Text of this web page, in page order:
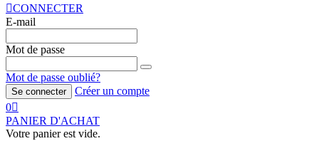
CONNECTER
E-mail
Mot de passe
Mot de passe oublié?
Se connecter
Créer un compte
0
PANIER D'ACHAT
Votre panier est vide.